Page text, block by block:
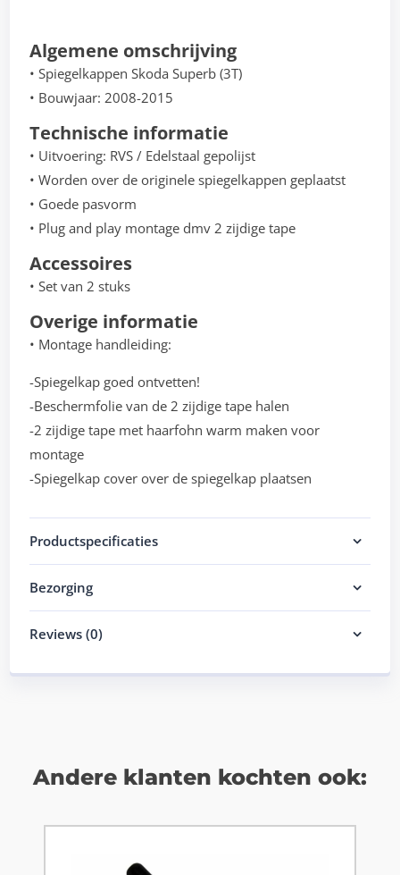
Algemene omschrijving
• Spiegelkappen Skoda Superb (3T)
• Bouwjaar: 2008-2015
Technische informatie
• Uitvoering: RVS / Edelstaal gepolijst
• Worden over de originele spiegelkappen geplaatst
• Goede pasvorm
• Plug and play montage dmv 2 zijdige tape
Accessoires
• Set van 2 stuks
Overige informatie
• Montage handleiding:
-Spiegelkap goed ontvetten!
-Beschermfolie van de 2 zijdige tape halen
-2 zijdige tape met haarfohn warm maken voor
montage
-Spiegelkap cover over de spiegelkap plaatsen
Productspecificaties
Bezorging
Reviews (0)
Andere klanten kochten ook: